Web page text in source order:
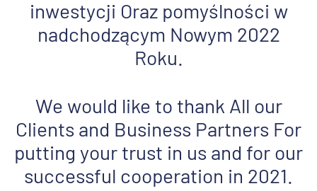
inwestycji Oraz pomyślności w
nadchodzącym Nowym 2022
Roku.
We would like to thank All our
Clients and Business Partners For
putting your trust in us and for our
successful cooperation in 2021.